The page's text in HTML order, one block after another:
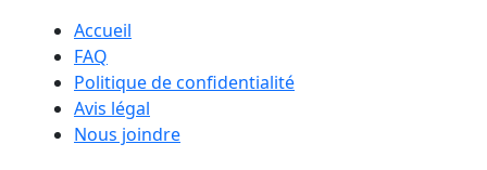
Accueil
FAQ
Politique de confidentialité
Avis légal
Nous joindre